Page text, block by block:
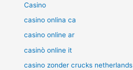
Casino
casino onlina ca
casino online ar
casinò online it
casino zonder crucks netherlands